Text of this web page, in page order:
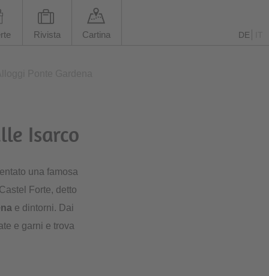
Rivista Cartina DE
Isarco
una famosa
Forte, detto
e dintorni. Dai
e garni e trova